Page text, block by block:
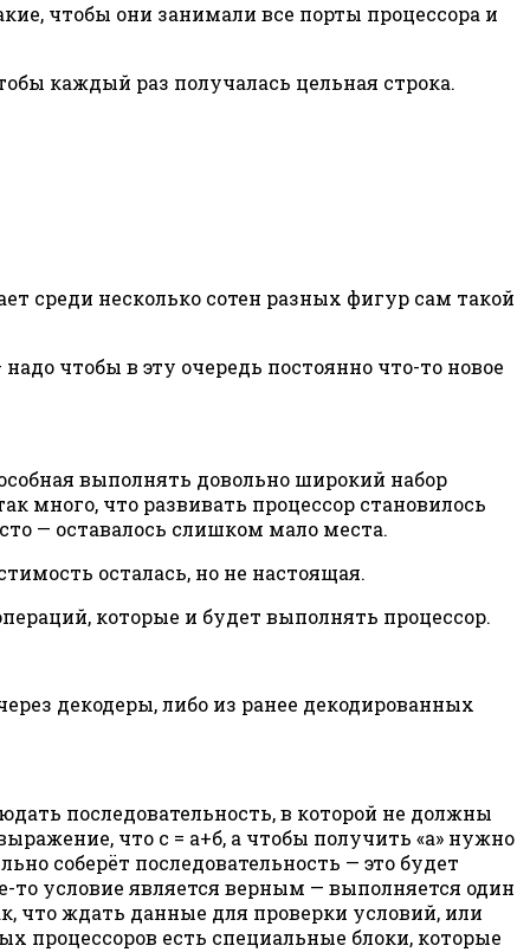
чтобы они занимали все порты процессора и
каждый раз получалась цельная строка.
среди несколько сотен разных фигур сам такой
чтобы в эту очередь постоянно что-то новое
выполнять довольно широкий набор
что развивать процессор становилось
— оставалось слишком мало места.
осталась, но не настоящая.
которые и будет выполнять процессор.
декодеры, либо из ранее декодированных
последовательность, в которой не должны
что с = а+б, а чтобы получить «а» нужно
соберёт последовательность — это будет
то условие является верным — выполняется один
что ждать данные для проверки условий, или
процессоров есть специальные блоки, которые